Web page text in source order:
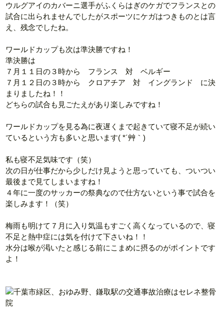
ウルグアイのカバーニ選手がふくらはぎのケガでフランスとの
試合に出られませんでしたがスポーツにケガはつきものとは言
え、残念でしたね。
ワールドカップも次は準決勝ですね！
準決勝は
７月１１日の３時から フランス 対 ベルギー
７月１２日の３時から クロアチア 対 イングランド に決
まりましたね！！
どちらの試合も見ごたえがあり楽しみですね！
ワールドカップを見る為に夜遅くまで起きていて寝不足が続い
ているという方も多いと思います( *´艸｀)
私も寝不足気味です（笑）
次の日が仕事だから少しだけ見ようと思っていても、ついつい
最後まで見てしまいますね！
４年に一度のサッカーの祭典なので仕方ないという事で試合を
楽しみます！（笑）
梅雨も明けて７月に入り気温もすごく高くなっているので、寝
不足と熱中症には気を付けて下さいね！！
水分は喉が渇いたと感じる前にこまめに摂るのがポイントです
よ！